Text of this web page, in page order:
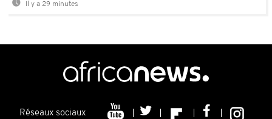
Il y a 29 minutes
Réseaux sociaux